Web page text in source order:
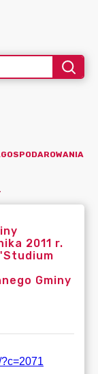
GMINY BOBROWNIKI"
2011 r.
Gminy